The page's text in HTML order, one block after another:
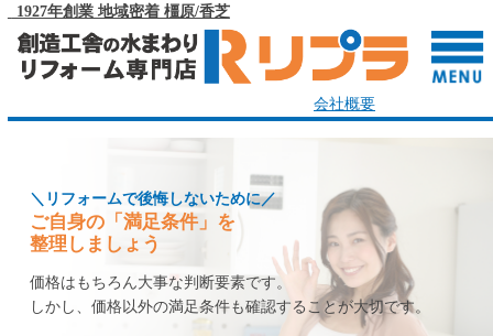
1927年創業 地域密着 橿原/香芝
会社概要
＼リフォームで後悔しないために／
ご自身の「満足条件」を
整理しましょう
価格はもちろん大事な判断要素です。
しかし、価格以外の満足条件も確認することが大切です。